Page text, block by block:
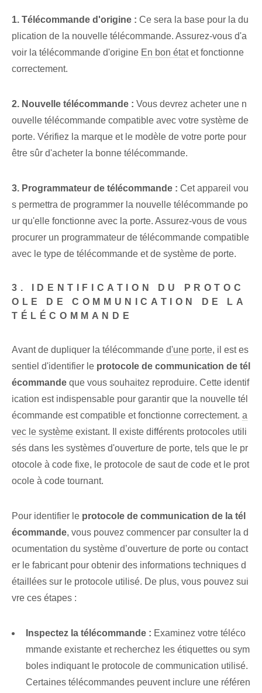
1. Télécommande d'origine : Ce sera la base pour la du
plication de la nouvelle télécommande. Assurez-vous d'a
voir la télécommande d'origine En bon étatet fonctionne
correctement.
2. Nouvelle télécommande : Vous devrez acheter une n
ouvelle télécommande compatible avec votre système de
porte. Vérifiez la marque et le modèle de votre porte pour
être sûr d'acheter la bonne télécommande.
3. Programmateur de télécommande : Cet appareil vou
s permettra de programmer la nouvelle télécommande po
ur qu'elle fonctionne avec la porte. Assurez-vous de vous
procurer un programmateur de télécommande compatible
avec le type de télécommande et de système de porte.
3. IDENTIFICATION DU PROTOC
OLE DE COMMUNICATION DE LA
TÉLÉCOMMANDE
Avant de dupliquer la télécommande d'une porte, il est es
sentiel d'identifier le protocole de communication de tél
écommande que vous souhaitez reproduire. Cette identif
ication est indispensable pour garantir que la nouvelle tél
écommande est compatible et fonctionne correctement. a
vec le système existant. Il existe différents protocoles utili
sés dans les systèmes d'ouverture de porte, tels que le pr
otocole à code fixe, le protocole de saut de code et le prot
ocole à code tournant.
Pour identifier le protocole de communication de la tél
écommande⁢, vous pouvez commencer par consulter la d
ocumentation du système d’ouverture de porte ou contact
er le fabricant pour obtenir des informations techniques d
étaillées sur le protocole utilisé. De plus, vous pouvez sui
vre ces étapes :
Inspectez la télécommande : Examinez votre téléco
mmande existante et recherchez les étiquettes ou sym
boles indiquant le protocole de communication utilisé.
Certaines télécommandes peuvent inclure une référen